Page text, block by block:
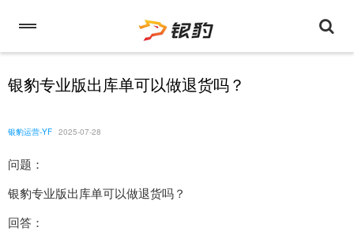
银豹专业版出库单可以做退货吗？
银豹运营-YF 2025-07-28
问题：
银豹专业版出库单可以做退货吗？
回答：